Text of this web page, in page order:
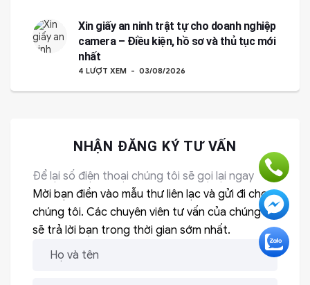
Xin giấy an ninh trật tự cho doanh nghiệp
camera – Điều kiện, hồ sơ và thủ tục mới
nhất
4 LƯỢT XEM 03/08/2026
NHẬN ĐĂNG KÝ TƯ VẤN
Để lại số điện thoại chúng tôi sẽ gọi lại ngay
Mời bạn điền vào mẫu thư liên lạc và gửi đi cho
chúng tôi. Các chuyên viên tư vấn của chúng tôi
sẽ trả lời bạn trong thời gian sớm nhất.